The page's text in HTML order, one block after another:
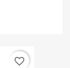
favorite_border